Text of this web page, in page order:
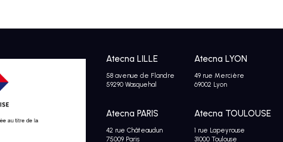
Atecna LILLE
58 avenue de Flandre
59290 Wasquehal
Atecna PARIS
42 rue Châteaudun
75009 Paris
Atecna LYON
49 rue Mercière
69002 Lyon
Atecna TOULOUSE
1 rue Lapeyrouse
31000 Toulouse